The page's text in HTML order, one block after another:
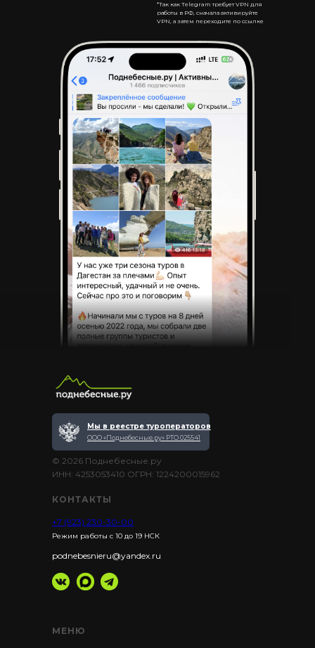
*Так как Telegram требует VPN для
работы в РФ, сначала активируйте
VPN, а затем переходите по ссылке
КОНТАКТЫ
+7 (923) 230-30-00
Режим работы с 10 до 19 НСК
podnebesnieru@yandex.ru
МЕНЮ
© 2026 Поднебесные.ру
Мы в реестре туроператоров
ООО «Поднебесные.ру» РТО 025541
ИНН: 4253053410 ОГРН: 1224200015962